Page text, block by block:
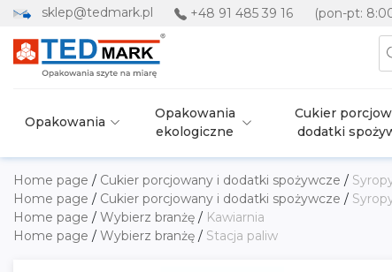
sklep@tedmark.pl +48 91 485 39 16 (pon-pt:
Opakowania
Opakowania
ekologiczne
Cukier
dodatki
Home page / Cukier porcjowany i dodatki spożywcze /
Home page / Cukier porcjowany i dodatki spożywcze /
Home page / Wybierz branżę / Kawiarnia
Home page / Wybierz branżę / Stacja paliw